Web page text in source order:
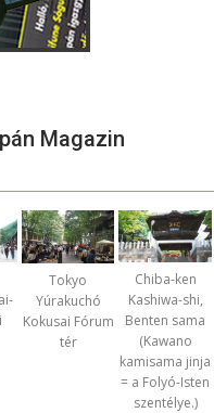
Magazin
Tokyo
Yúrakuchó
Kokusai Fórum
tér
Chiba-ken
Kashiwa-shi,
Benten sama
(Kawano
kamisama jinja
= a Folyó-Isten
szentélye.)